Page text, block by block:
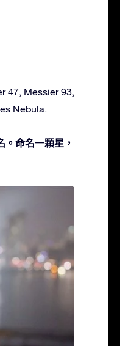
47, Messier 93,
Nebula.
命名一顆星，